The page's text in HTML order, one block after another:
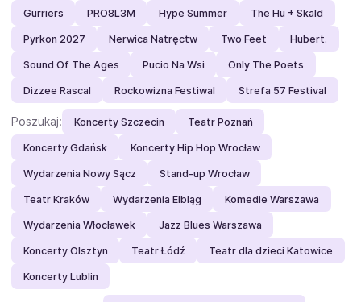
Gurriers PRO8L3M Hype Summer The Hu + Skald
Pyrkon 2027 Nerwica Natręctw Two Feet Hubert.
Sound Of The Ages Pucio Na Wsi Only The Poets
Dizzee Rascal Rockowizna Festiwal Strefa 57 Festival
Poszukaj: Koncerty Szczecin Teatr Poznań
Koncerty Gdańsk Koncerty Hip Hop Wrocław
Wydarzenia Nowy Sącz Stand-up Wrocław
Teatr Kraków Wydarzenia Elbląg Komedie Warszawa
Wydarzenia Włocławek Jazz Blues Warszawa
Koncerty Olsztyn Teatr Łódź Teatr dla dzieci Katowice
Koncerty Lublin